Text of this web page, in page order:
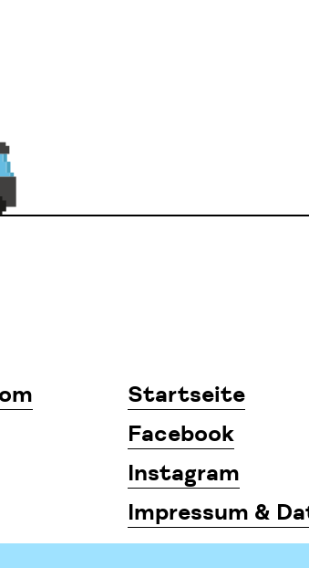
Startseite
Facebook
Instagram
Impressum &